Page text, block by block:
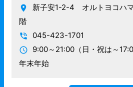
新子安1-2-4 オルトヨコハ
階
045-423-1701
9:00～21:00（日・祝は～
年末年始